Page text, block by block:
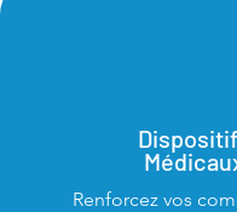
Renforcez vos